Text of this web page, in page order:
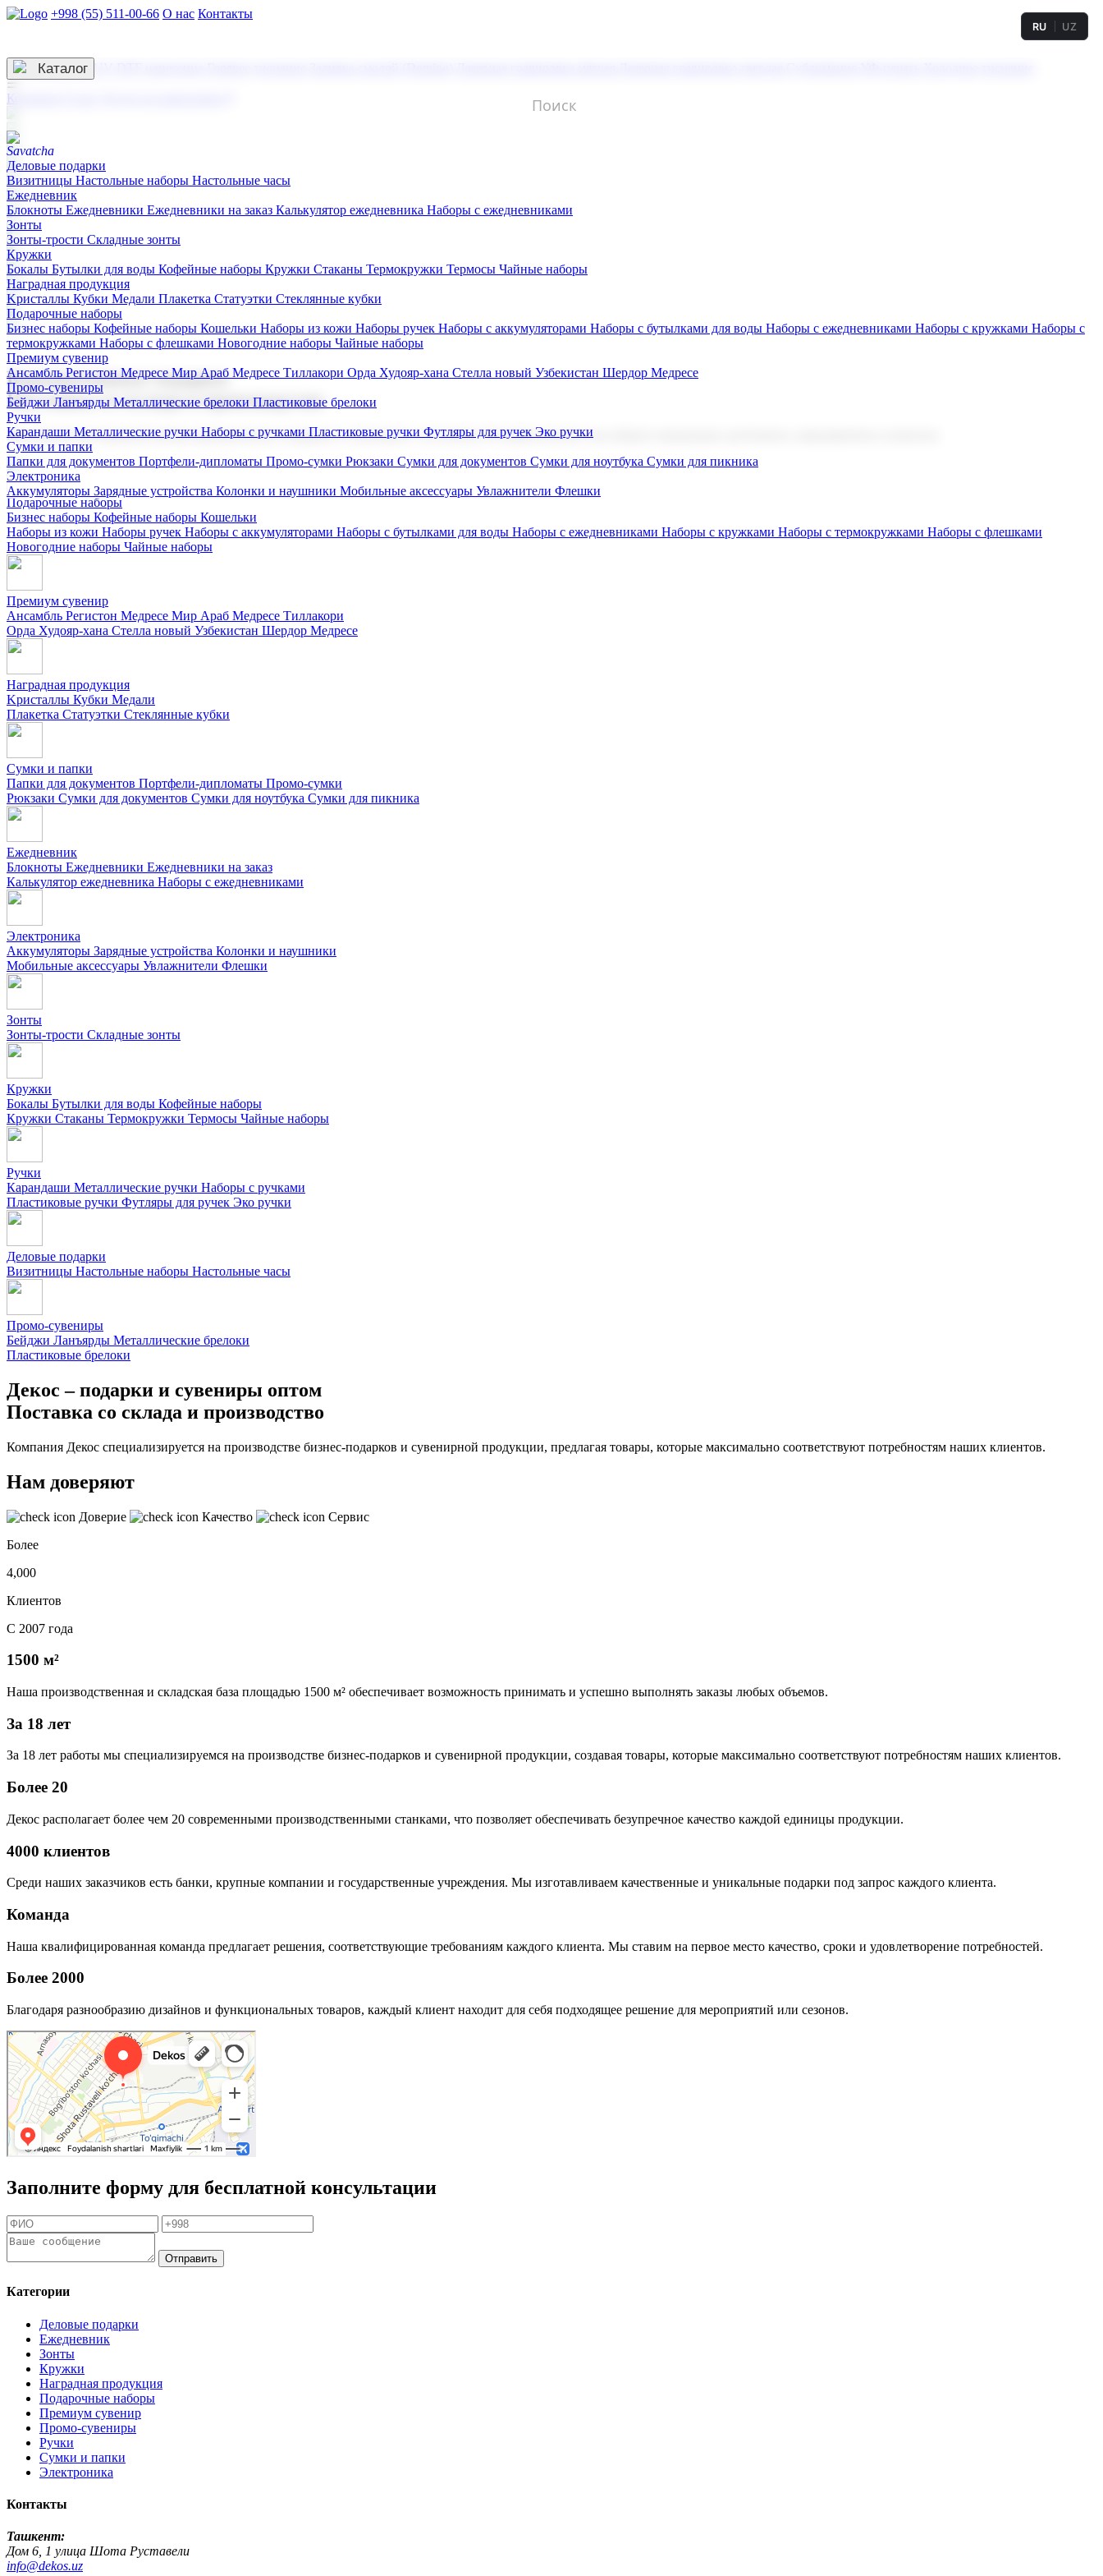
+998 (55) 511-00-66 О нас Контакты
3D гравировка
RU UZ
☰
Контакты
Каталог
Деловые подарки
Визитницы Настольные наборы Настольные часы
Ежедневник
Блокноты Ежедневники Ежедневники на заказ Калькулятор ежедневника Наборы с ежедневниками
Зонты
Зонты-трости Складные зонты
Кружки
Бокалы Бутылки для воды Кофейные наборы Кружки Стаканы Термокружки Термосы Чайные наборы
Наградная продукция
Kристаллы Кубки Медали Плакетка Статуэтки Стеклянные кубки
Подарочные наборы
Бизнес наборы Кофейные наборы Кошельки Наборы из кожи Наборы ручек Наборы с аккумуляторами Наборы с бутылками для воды Наборы с ежедневниками Наборы с кружками Наборы с
термокружками Наборы с флешками Новогодние наборы Чайные наборы
Премиум сувенир
Ансамбль Регистон Медресе Мир Араб Медресе Тиллакори Орда Худояр-хана Стелла новый Узбекистан Шердор Медресе
Промо-сувениры
Бейджи Ланъярды Металлические брелоки Пластиковые брелоки
Ручки
Карандаши Металлические ручки Наборы с ручками Пластиковые ручки Футляры для ручек Эко ручки
Сумки и папки
Папки для документов Портфели-дипломаты Промо-сумки Рюкзаки Сумки для документов Сумки для ноутбука Сумки для пикника
Электроника
Аккумуляторы Зарядные устройства Колонки и наушники Мобильные аксессуары Увлажнители Флешки
Корпоративные подарки
Поставка со склада и производство
Мы предлагаем широкий выбор корпоративных подарков и сувениров с логотипом. В нашем каталоге вы найдете продукцию для бизнеса, мероприятия и клиентов.
Подарочные наборы
Бизнес наборы Кофейные наборы Кошельки
Наборы из кожи Наборы ручек Наборы с аккумуляторами Наборы с бутылками для воды Наборы с ежедневниками Наборы с кружками Наборы с термокружками Наборы с флешками
Новогодние наборы Чайные наборы
Премиум сувенир
Ансамбль Регистон Медресе Мир Араб Медресе Тиллакори
Орда Худояр-хана Стелла новый Узбекистан Шердор Медресе
Наградная продукция
Kристаллы Кубки Медали
Плакетка Статуэтки Стеклянные кубки
Сумки и папки
Папки для документов Портфели-дипломаты Промо-сумки
Рюкзаки Сумки для документов Сумки для ноутбука Сумки для пикника
Ежедневник
Блокноты Ежедневники Ежедневники на заказ
Калькулятор ежедневника Наборы с ежедневниками
Электроника
Аккумуляторы Зарядные устройства Колонки и наушники
Мобильные аксессуары Увлажнители Флешки
Зонты
Зонты-трости Складные зонты
Кружки
Бокалы Бутылки для воды Кофейные наборы
Кружки Стаканы Термокружки Термосы Чайные наборы
Ручки
Карандаши Металлические ручки Наборы с ручками
Пластиковые ручки Футляры для ручек Эко ручки
Деловые подарки
Визитницы Настольные наборы Настольные часы
Промо-сувениры
Бейджи Ланъярды Металлические брелоки
Пластиковые брелоки
Декос – подарки и сувениры оптом
Поставка со склада и производство
Компания Декос специализируется на производстве бизнес-подарков и сувенирной продукции, предлагая товары, которые максимально соответствуют потребностям наших клиентов.
Нам доверяют
Доверие Качество
Сервис
Более
4,000
Клиентов
С 2007 года
1500 м²
Наша производственная и складская база площадью 1500 м² обеспечивает возможность принимать и успешно выполнять заказы любых объемов.
За 18 лет
За 18 лет работы мы специализируемся на производстве бизнес-подарков и сувенирной продукции, создавая товары, которые максимально соответствуют потребностям наших клиентов.
Более 20
Декос располагает более чем 20 современными производственными станками, что позволяет обеспечивать безупречное качество каждой единицы продукции.
4000 клиентов
Среди наших заказчиков есть банки, крупные компании и государственные учреждения. Мы изготавливаем качественные и уникальные подарки под запрос каждого клиента.
Команда
Наша квалифицированная команда предлагает решения, соответствующие требованиям каждого клиента. Мы ставим на первое место качество, сроки и удовлетворение потребностей.
Более 2000
Благодаря разнообразию дизайнов и функциональных товаров, каждый клиент находит для себя подходящее решение для мероприятий или сезонов.
Заполните форму для бесплатной консультации
Отправить
Категории
Деловые подарки
Ежедневник
Зонты
Кружки
Наградная продукция
Подарочные наборы
Премиум сувенир
Промо-сувениры
Ручки
Сумки и папки
Электроника
Контакты
Ташкент:
Дом 6, 1 улица Шота Руставели
info@dekos.uz